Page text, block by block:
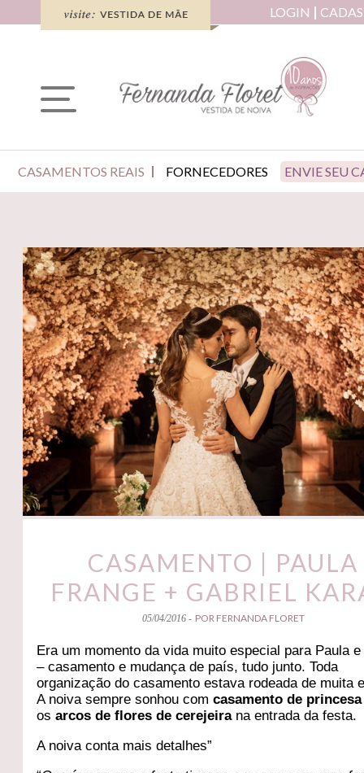
LOGIN
CASAMENTOS REAIS FORNECEDORES ENVIE SEU
CASAMENTO | PAULA
FRANGE + GABRIEL
05/04/2016 - POR FERNANDA FLORET
Era um momento da vida muito especial para Paula
– casamento e mudança de país, tudo junto. Toda
organização do casamento estava rodeada de muita
A noiva sempre sonhou comcasamento de princesa
osarcos de flores de cerejeirana entrada da festa.
A noiva conta mais detalhes”